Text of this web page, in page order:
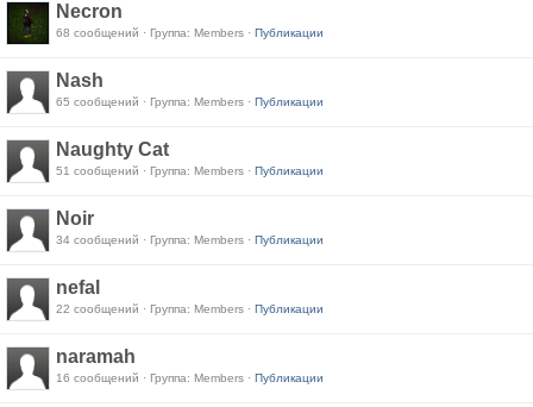
Necron
68 сообщений · Группа: Members · Публикации
Nash
65 сообщений · Группа: Members · Публикации
Naughty Cat
51 сообщений · Группа: Members · Публикации
Noir
34 сообщений · Группа: Members · Публикации
nefal
22 сообщений · Группа: Members · Публикации
naramah
16 сообщений · Группа: Members · Публикации